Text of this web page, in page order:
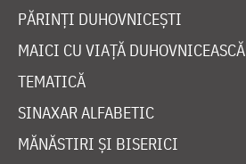
PĂRINȚI DUHOVNICEȘTI
MAICI CU VIAȚĂ DUHOVNICEASCĂ
TEMATICĂ
SINAXAR ALFABETIC
MĂNĂSTIRI ȘI BISERICI